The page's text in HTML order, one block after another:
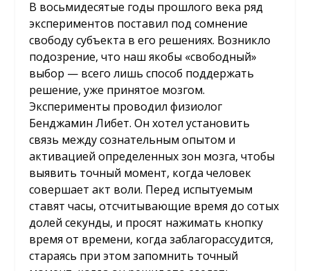
В восьмидесятые годы прошлого века ряд
экспериментов поставил под сомнение
свободу субъекта в его решениях. Возникло
подозрение, что наш якобы «свободный»
выбор — всего лишь способ поддержать
решение, уже принятое мозгом.
Эксперименты проводил физиолог
Бенджамин Либет. Он хотел установить
связь между сознательным опытом и
активацией определенных зон мозга, чтобы
выявить точный момент, когда человек
совершает акт воли. Перед испытуемым
ставят часы, отсчитывающие время до сотых
долей секунды, и просят нажимать кнопку
время от времени, когда заблагорассудится,
стараясь при этом запомнить точный